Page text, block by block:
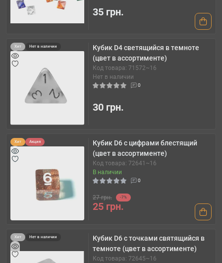
35 грн.
Хит Нет в наличии
Кубик D4 светящийся в темноте
(цвет в ассортименте)
Код товара: 71572~16
Нет в наличии
0
30 грн.
Хит Акция
Кубик D6 с цифрами блестящий
(цвет в ассортименте)
Код товара: 72641~16
В наличии
0
27 грн. -7%
25 грн.
Хит Нет в наличии
Кубик D6 с точками святящийся в
темноте (цвет в ассортименте)
Код товара: 72645~16